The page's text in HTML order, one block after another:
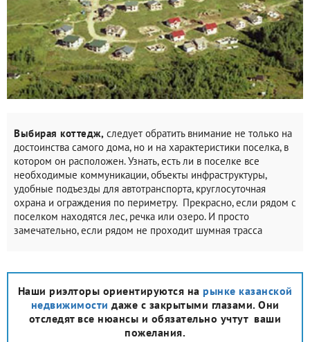
Выбирая коттедж, следует обратить внимание не только на
достоинства самого дома, но и на характеристики поселка, в
котором он расположен. Узнать, есть ли в поселке все
необходимые коммуникации, объекты инфраструктуры,
удобные подъезды для автотранспорта, круглосуточная
охрана и ограждения по периметру. Прекрасно, если рядом с
поселком находятся лес, речка или озеро. И просто
замечательно, если рядом не проходит шумная трасса
Наши риэлторы ориентируются на рынке казанской
недвижимости даже с закрытыми глазами. Они
отследят все нюансы и обязательно учтут ваши
пожелания.